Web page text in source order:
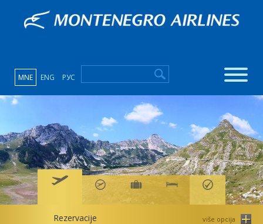
MNE ENG РУС
više opcija
Rezervacije